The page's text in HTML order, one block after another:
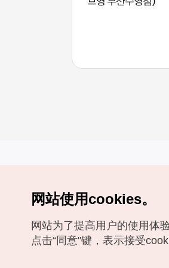
如有相关疑问或建议，欢迎来信。
chnsim@knto.or.kr
网站使用cookies。
网站为了提高用户的使用体
点击“同意"键，表示接受